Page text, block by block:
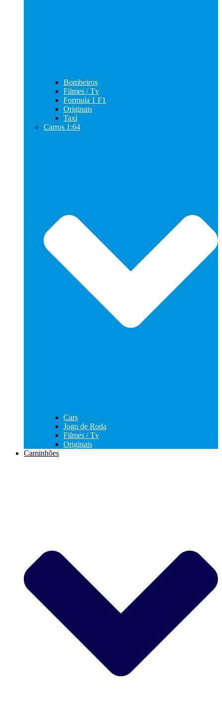
Bombeiros
Filmes / Tv
Formula 1 F1
Originais
Taxi
Carros 1:64
Cars
Jogo de Roda
Filmes / Tv
Originais
Caminhões